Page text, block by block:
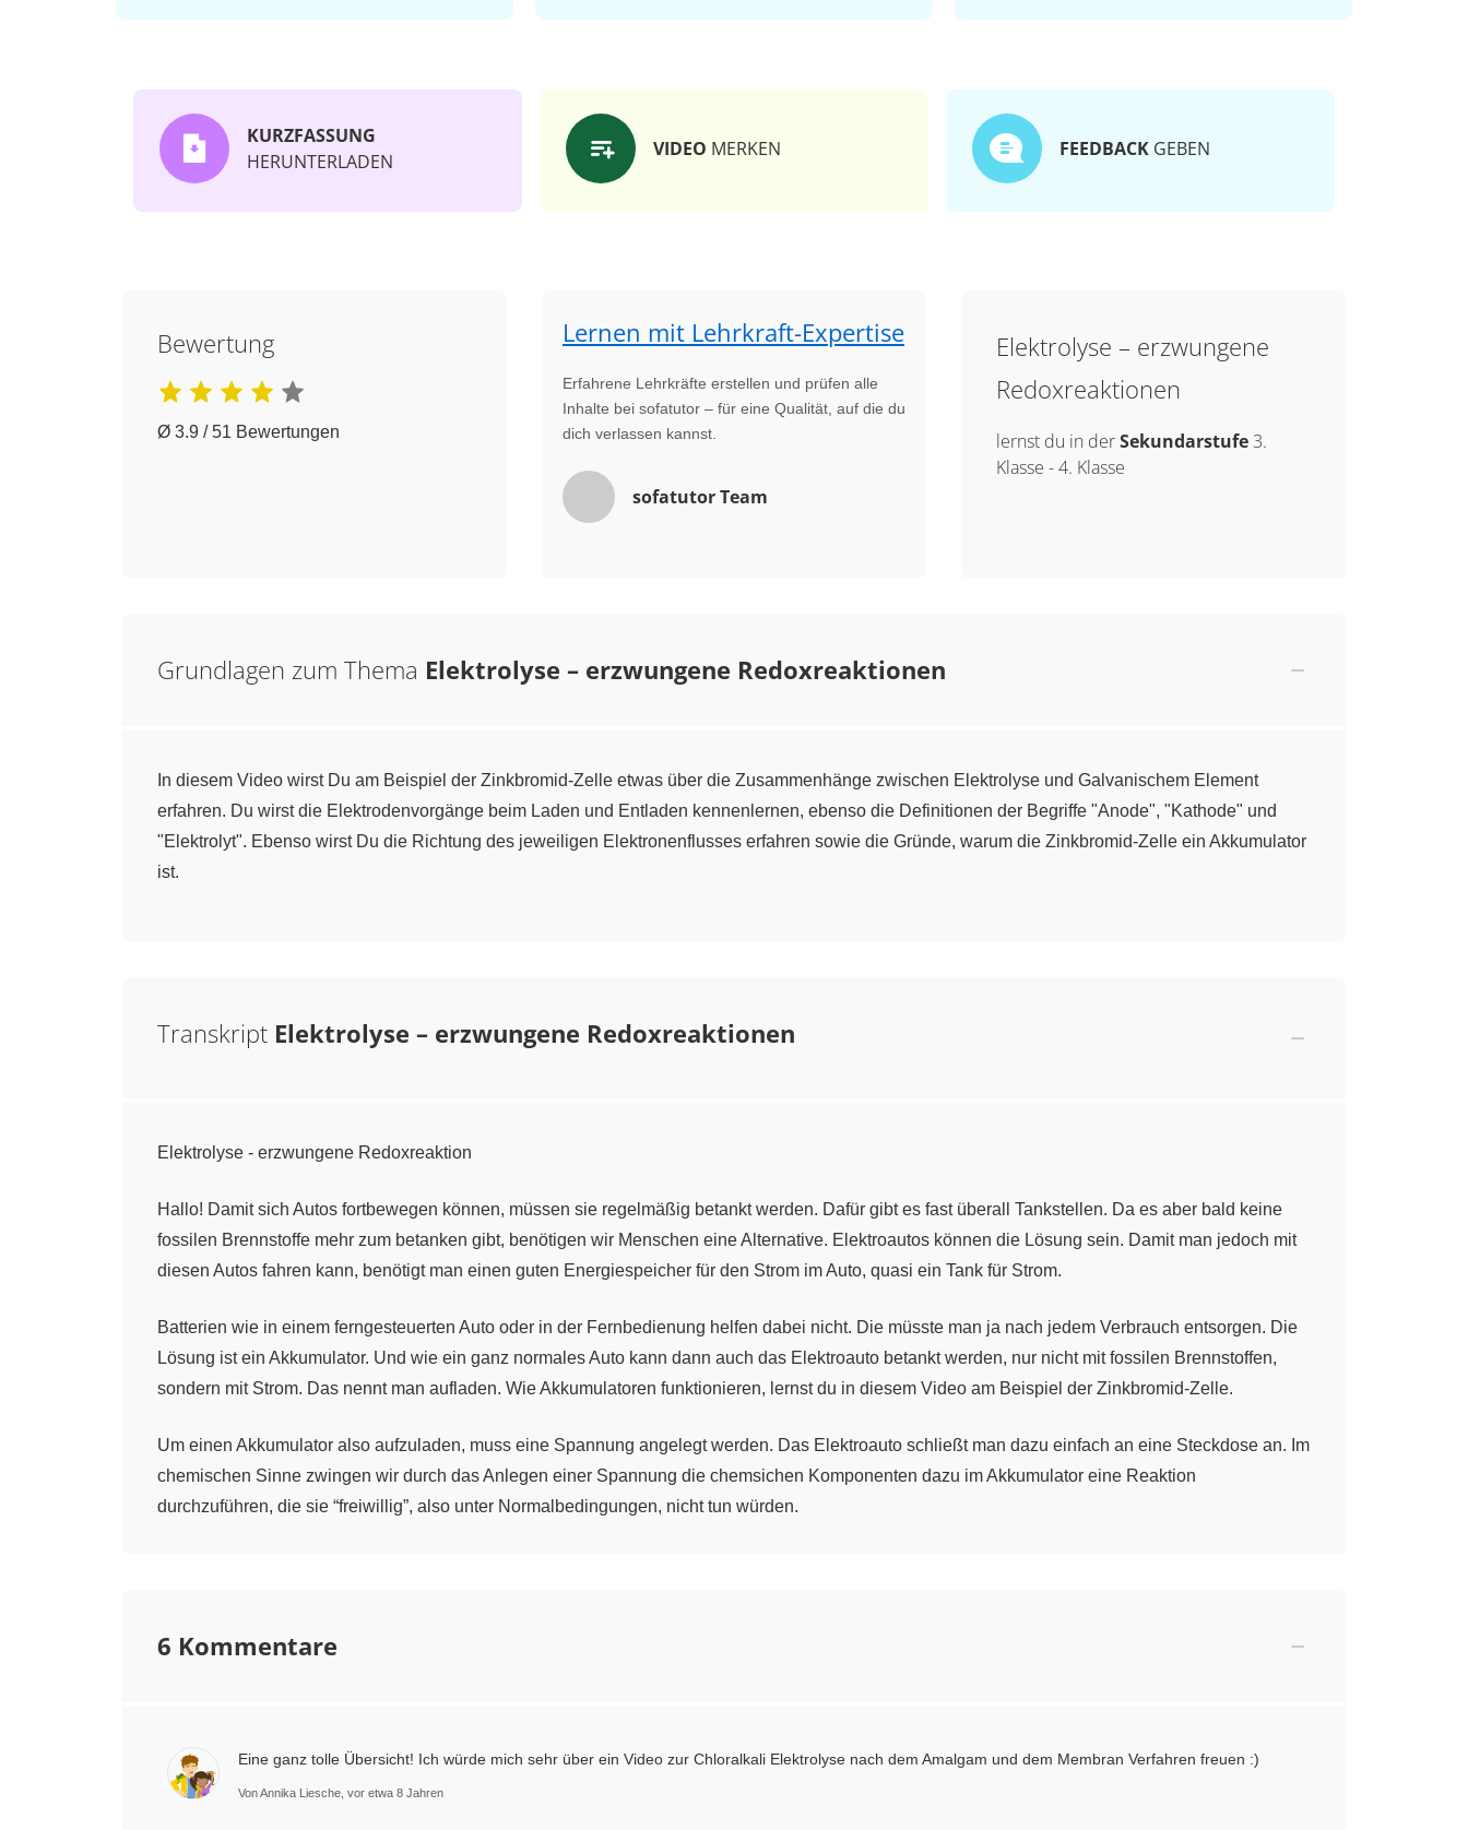
KURZFASSUNG
HERUNTERLADEN
VIDEO MERKEN FEEDBACK GEBEN
Bewertung
Ø 3.9 / 51 Bewertungen
Lernen mit Lehrkraft-Expertise
Erfahrene Lehrkräfte erstellen und prüfen alle
Inhalte bei sofatutor – für eine Qualität, auf die du
dich verlassen kannst.
sofatutor Team
Elektrolyse – erzwungene
Redoxreaktionen
lernst du in derSekundarstufe 3.
Klasse -4. Klasse
Grundlagen zum Thema Elektrolyse – erzwungene Redoxreaktionen
In diesem Video wirst Du am Beispiel der Zinkbromid-Zelle etwas über die Zusammenhänge zwischen Elektrolyse und Galvanischem Element
erfahren. Du wirst die Elektrodenvorgänge beim Laden und Entladen kennenlernen, ebenso die Definitionen der Begriffe "Anode", "Kathode" und
"Elektrolyt". Ebenso wirst Du die Richtung des jeweiligen Elektronenflusses erfahren sowie die Gründe, warum die Zinkbromid-Zelle ein Akkumulator
ist.
Transkript Elektrolyse – erzwungene Redoxreaktionen
Elektrolyse - erzwungene Redoxreaktion
Hallo! Damit sich Autos fortbewegen können, müssen sie regelmäßig betankt werden. Dafür gibt es fast überall Tankstellen. Da es aber bald keine
fossilen Brennstoffe mehr zum betanken gibt, benötigen wir Menschen eine Alternative. Elektroautos können die Lösung sein. Damit man jedoch mit
diesen Autos fahren kann, benötigt man einen guten Energiespeicher für den Strom im Auto, quasi ein Tank für Strom.
Batterien wie in einem ferngesteuerten Auto oder in der Fernbedienung helfen dabei nicht. Die müsste man ja nach jedem Verbrauch entsorgen. Die
Lösung ist ein Akkumulator. Und wie ein ganz normales Auto kann dann auch das Elektroauto betankt werden, nur nicht mit fossilen Brennstoffen,
sondern mit Strom. Das nennt man aufladen. Wie Akkumulatoren funktionieren, lernst du in diesem Video am Beispiel der Zinkbromid-Zelle.
Um einen Akkumulator also aufzuladen, muss eine Spannung angelegt werden. Das Elektroauto schließt man dazu einfach an eine Steckdose an. Im
chemischen Sinne zwingen wir durch das Anlegen einer Spannung die chemsichen Komponenten dazu im Akkumulator eine Reaktion
durchzuführen, die sie “freiwillig”, also unter Normalbedingungen, nicht tun würden.
Die Ionen der Lösung bewegen sich unter Gleichspannung in Richtung der entsprechenden Pole. Man spricht von Ionenwanderung. Kurze Zeit nach
Anlegen der Spannung beobachtet man am Minuspol, der Kathode, eine deutliche Zinkabscheidung. Am Pluspol, der Anode, entsteht braunes
6 Kommentare
Eine ganz tolle Übersicht! Ich würde mich sehr über ein Video zur Chloralkali Elektrolyse nach dem Amalgam und dem Membran Verfahren freuen :)
Von Annika Liesche, vor etwa 8 Jahren